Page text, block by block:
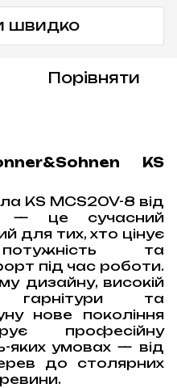
швидко
Порівняти
KS
KS MCS20V-8 від
— це сучасний
для тих, хто цінує
та
під час роботи.
дизайну, високій
гарнітури та
нове покоління
професійну
яких умовах — від
до столярних